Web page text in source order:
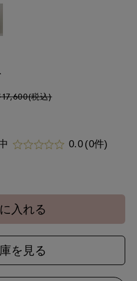
17,600(税込)
0.0 (0件)
入れる
を見る